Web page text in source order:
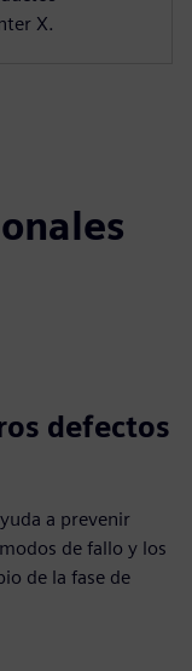
X.
defectos
a prevenir
de fallo y los
de la fase de